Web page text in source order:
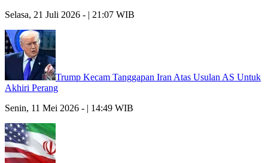
Selasa, 21 Juli 2026 - | 21:07 WIB
Trump Kecam Tanggapan Iran Atas Usulan AS Untuk
Akhiri Perang
Senin, 11 Mei 2026 - | 14:49 WIB